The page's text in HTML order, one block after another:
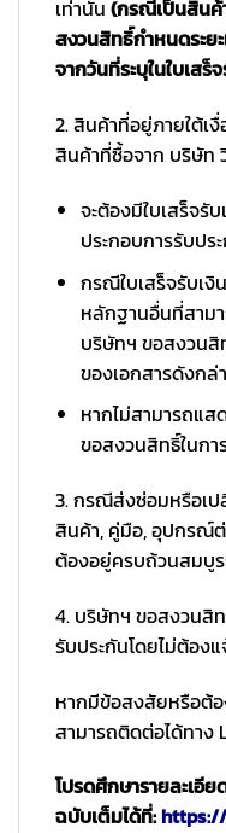
เท่านั้น (กรณีเป็นสินค้
สงวนสิทธิ์กำหนดระย
จากวันที่ระบุในใบเสร็
2. สินค้าที่อยู่ภายใต้เ
สินค้าที่ซื้อจาก บริษัท
จะต้องมีใบเสร็จรั
ประกอบการรับปร
กรณีใบเสร็จรับเงิ
หลักฐานอื่นที่สาม
บริษัทฯ ขอสงวนสิ
ของเอกสารดังกล่
หากไม่สามารถแ
ขอสงวนสิทธิ์ในกา
3. กรณีส่งซ่อมหรือเ
สินค้า, คู่มือ, อุปกรณ์
ต้องอยู่ครบถ้วนสมบู
4. บริษัทฯ ขอสงวนสิ
รับประกันโดยไม่ต้อง
หากมีข้อสงสัยหรือต้
สามารถติดต่อได้ทาง
โปรดศึกษารายละเอี
ฉบับเต็มได้ที่: